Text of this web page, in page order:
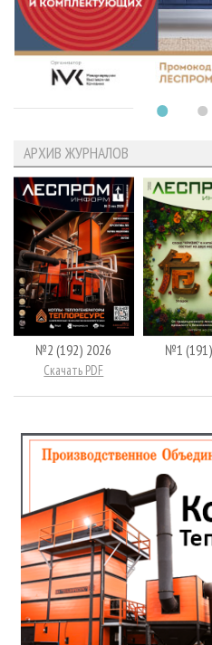
АРХИВ ЖУРНАЛОВ
№2 (192) 2026
Скачать PDF
№1